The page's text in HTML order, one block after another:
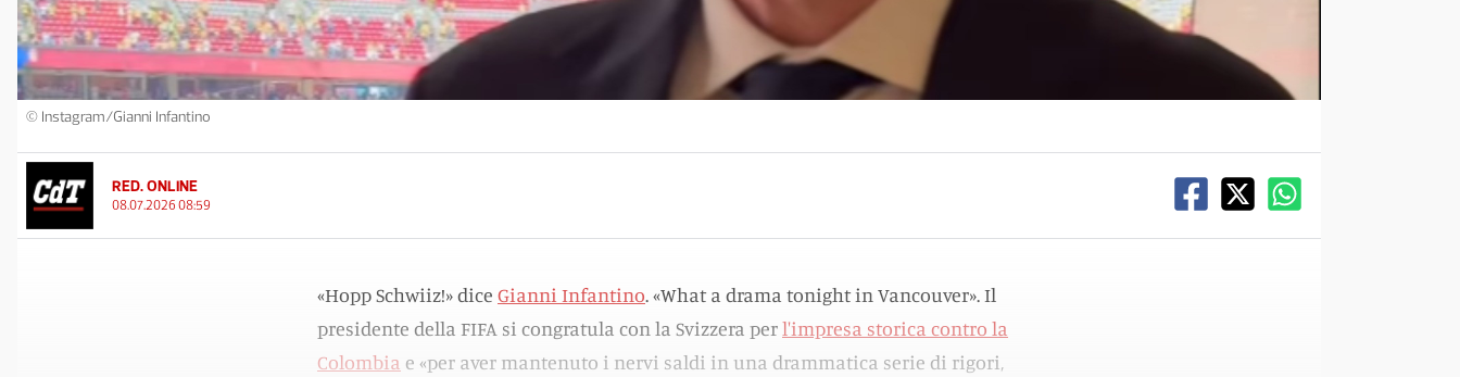
© Instagram/Gianni Infantino
RED. ONLINE
08.07.2026 08:59
«Hopp Schwiiz!» dice Gianni Infantino. «What a drama tonight in Vancouver». Il
presidente della FIFA si congratula con la Svizzera perl'impresa storica contro la
Colombia e «per aver mantenuto i nervi saldi in una drammatica serie di rigori,